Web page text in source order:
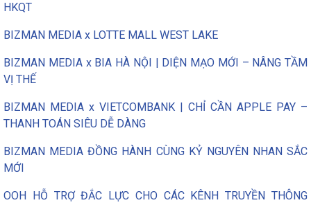
HKQT
BIZMAN MEDIA x LOTTE MALL WEST LAKE
BIZMAN MEDIA x BIA HÀ NỘI | DIỆN MẠO MỚI – NÂNG TẦM
VỊ THẾ
BIZMAN MEDIA x VIETCOMBANK | CHỈ CẦN APPLE PAY –
THANH TOÁN SIÊU DỄ DÀNG
BIZMAN MEDIA ĐỒNG HÀNH CÙNG KỶ NGUYÊN NHAN SẮC
MỚI
OOH HỖ TRỢ ĐẮC LỰC CHO CÁC KÊNH TRUYỀN THÔNG